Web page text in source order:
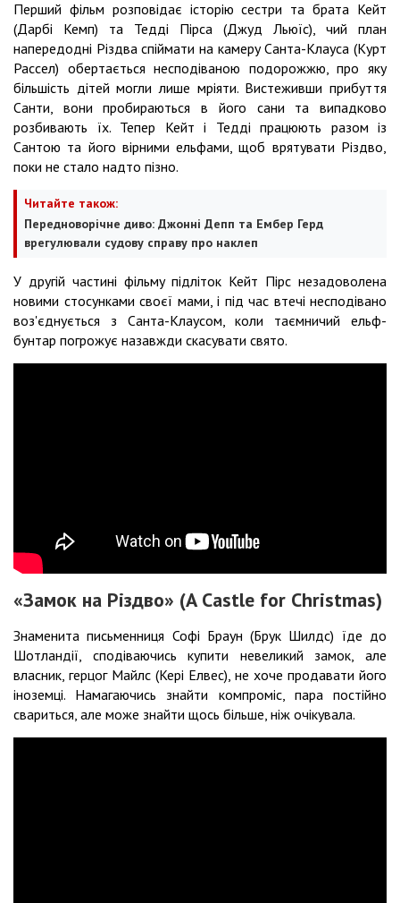
Перший фільм розповідає історію сестри та брата Кейт
(Дарбі Кемп) та Тедді Пірса (Джуд Льюїс), чий план
напередодні Різдва спіймати на камеру Санта-Клауса (Курт
Рассел) обертається несподіваною подорожжю, про яку
більшість дітей могли лише мріяти. Вистеживши прибуття
Санти, вони пробираються в його сани та випадково
розбивають їх. Тепер Кейт і Тедді працюють разом із
Сантою та його вірними ельфами, щоб врятувати Різдво,
поки не стало надто пізно.
Читайте також:
Передноворічне диво: Джонні Депп та Ембер Герд
врегулювали судову справу про наклеп
У другій частині фільму підліток Кейт Пірс незадоволена
новими стосунками своєї мами, і під час втечі несподівано
воз'єднується з Санта-Клаусом, коли таємничий ельф-
бунтар погрожує назавжди скасувати свято.
«Замок на Різдво» (A Castle for Christmas)
Знаменита письменниця Софі Браун (Брук Шилдс) їде до
Шотландії, сподіваючись купити невеликий замок, але
власник, герцог Майлс (Кері Елвес), не хоче продавати його
іноземці. Намагаючись знайти компроміс, пара постійно
свариться, але може знайти щось більше, ніж очікувала.